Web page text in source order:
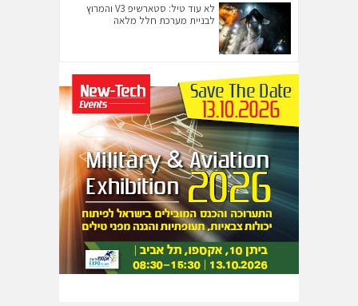
לא עוד טיל: סטארשיפ V3 והמרוץ
לבניית מערכת חלל מלאה